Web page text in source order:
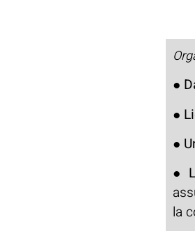
●
●
●
●
la